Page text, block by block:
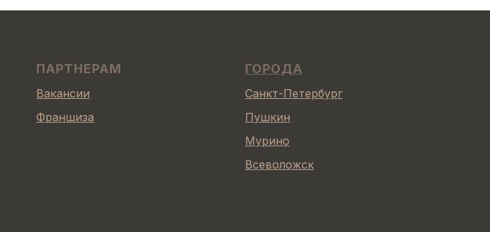
ПАРТНЕРАМ
Вакансии
Франшиза
ГОРОДА
Санкт-Петербург
Пушкин
Мурино
Всеволожск